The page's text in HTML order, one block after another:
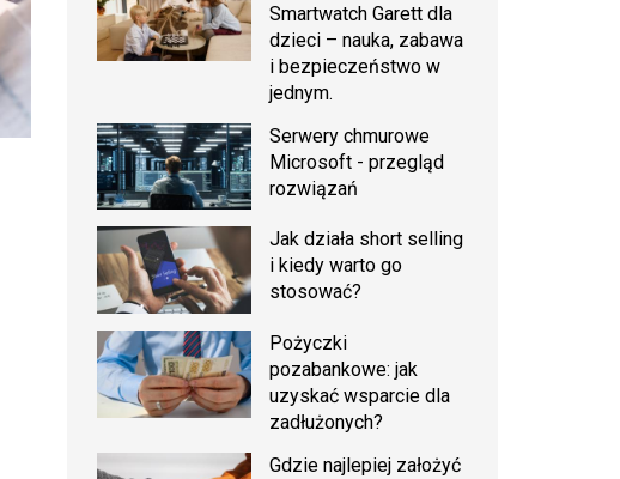
Smartwatch Garett dla
dzieci – nauka, zabawa
i bezpieczeństwo w
jednym.
Serwery chmurowe
Microsoft - przegląd
rozwiązań
Jak działa short selling
i kiedy warto go
stosować?
Pożyczki
pozabankowe: jak
uzyskać wsparcie dla
zadłużonych?
Gdzie najlepiej założyć